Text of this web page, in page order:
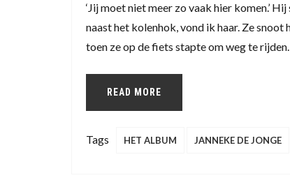
‘Jij moet niet meer zo vaak hier komen.’
naast het kolenhok, vond ik haar. Ze snoot
toen ze op de fiets stapte om weg te
READ MORE
Tags HET ALBUM JANNEKE DE JONGE